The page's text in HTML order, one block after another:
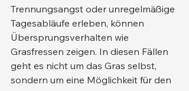
Trennungsangst oder unregelmäßige
Tagesabläufe erleben, können
Übersprungsverhalten wie
Grasfressen zeigen. In diesen Fällen
geht es nicht um das Gras selbst,
sondern um eine Möglichkeit für den